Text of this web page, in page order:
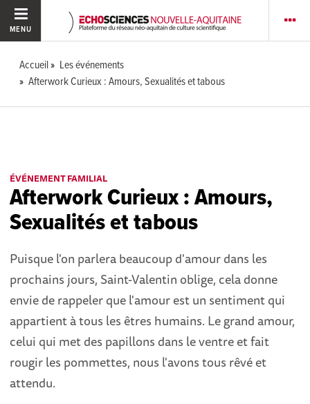
MENU
Accueil
Les événements
Afterwork Curieux : Amours, Sexualités et tabous
ÉVÉNEMENT FAMILIAL
Afterwork Curieux : Amours,
Sexualités et tabous
Puisque l'on parlera beaucoup d'amour dans les
prochains jours, Saint-Valentin oblige, cela donne
envie de rappeler que l'amour est un sentiment qui
appartient à tous les êtres humains. Le grand amour,
celui qui met des papillons dans le ventre et fait
rougir les pommettes, nous l'avons tous rêvé et
attendu.